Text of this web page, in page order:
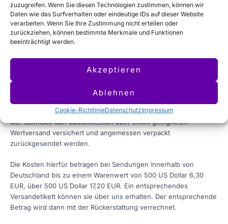
zuzugreifen. Wenn Sie diesen Technologien zustimmen, können wir
Daten wie das Surfverhalten oder eindeutige IDs auf dieser Website
verarbeiten. Wenn Sie Ihre Zustimmung nicht erteilen oder
zurückziehen, können bestimmte Merkmale und Funktionen
beeinträchtigt werden.
Akzeptieren
Ablehnen
Cookie-RichtlinieDatenschutzImpressum
Sie haben die Waren unverzüglich und in jedem Fall spätestens
binnen vierzehn Tagen ab dem Tag, an dem Sie uns über den
Widerruf dieses Vertrags unterrichten, an uns (Annika Kolloch,
Spessartring 55, 63110 Rodgau
übergeben.
Die Frist ist gewahrt, wenn Sie die Waren vor Ablauf der Frist von
vierzehn Tagen absenden.
Die unmittelbaren Kosten der Rücksendung der Waren tragen
Sie. Schmuck darf ausschließlich über einen geeigneten
Wertversand versichert und angemessen verpackt
zurückgesendet werden.
Die Kosten hierfür betragen bei Sendungen innerhalb von
Deutschland bis zu einem Warenwert von 500 US Dollar 6,30
EUR, über 500 US Dollar 17,20 EUR. Ein entsprechendes
Versandetikett können sie über uns erhalten. Der entsprechende
Betrag wird dann mit der Rückerstattung verrechnet.